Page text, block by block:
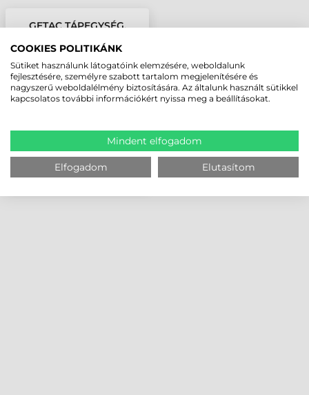
GETAC TÁPEGYSÉG,
F120, V120
COOKIES POLITIKÁNK
Sütiket használunk látogatóink elemzésére, weboldalunk
fejlesztésére, személyre szabott tartalom megjelenítésére és
nagyszerű weboldalélmény biztosítására. Az általunk használt sütikkel
kapcsolatos további információkért nyissa meg a beállításokat.
Mindent elfogadom
Elfogadom Elutasítom